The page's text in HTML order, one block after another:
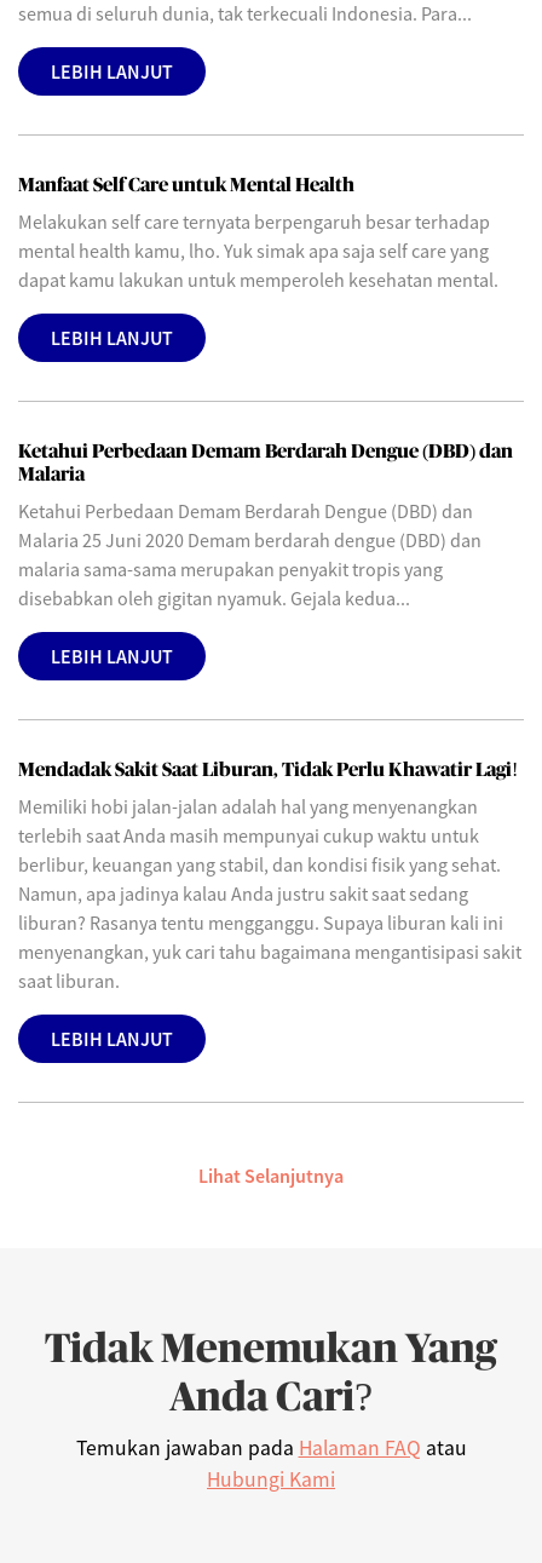
semua di seluruh dunia, tak terkecuali Indonesia. Para...
LEBIH LANJUT
Manfaat Self Care untuk Mental Health
Melakukan self care ternyata berpengaruh besar terhadap
mental health kamu, lho. Yuk simak apa saja self care yang
dapat kamu lakukan untuk memperoleh kesehatan mental.
LEBIH LANJUT
Ketahui Perbedaan Demam Berdarah Dengue (DBD) dan
Malaria
Ketahui Perbedaan Demam Berdarah Dengue (DBD) dan
Malaria 25 Juni 2020 Demam berdarah dengue (DBD) dan
malaria sama-sama merupakan penyakit tropis yang
disebabkan oleh gigitan nyamuk. Gejala kedua...
LEBIH LANJUT
Mendadak Sakit Saat Liburan, Tidak Perlu Khawatir Lagi!
Memiliki hobi jalan-jalan adalah hal yang menyenangkan
terlebih saat Anda masih mempunyai cukup waktu untuk
berlibur, keuangan yang stabil, dan kondisi fisik yang sehat.
Namun, apa jadinya kalau Anda justru sakit saat sedang
liburan? Rasanya tentu mengganggu. Supaya liburan kali ini
menyenangkan, yuk cari tahu bagaimana mengantisipasi sakit
saat liburan.
LEBIH LANJUT
Lihat Selanjutnya
Tidak Menemukan Yang
Anda Cari?
Temukan jawaban pada Halaman FAQ atau
Hubungi Kami